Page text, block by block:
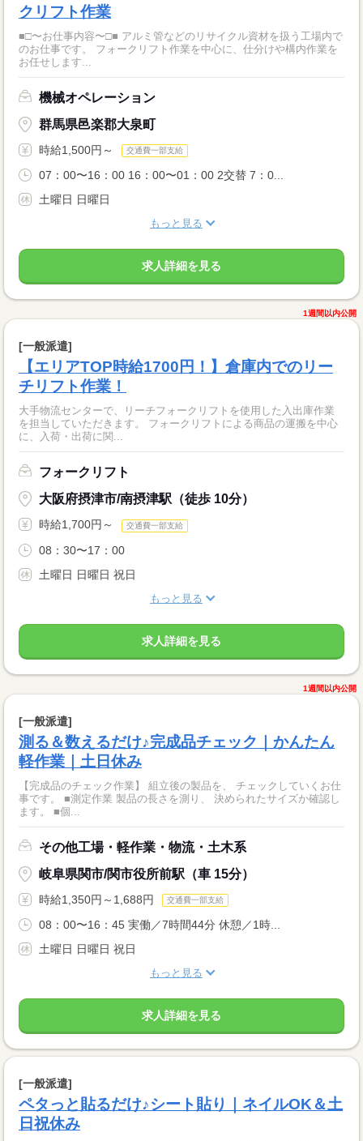
クリフト作業
■□〜お仕事内容〜□■ アルミ管などのリサイクル資材を扱う工場内で
のお仕事です。 フォークリフト作業を中心に、仕分けや構内作業を
お任せします...
機械オペレーション
群馬県邑楽郡大泉町
時給1,500円～ 交通費一部支給
07：00〜16：00 16：00〜01：00 2交替 7：0...
土曜日 日曜日
もっと見る
求人詳細を見る
1週間以内公開
[一般派遣]
【エリアTOP時給1700円！】倉庫内でのリー
チリフト作業！
大手物流センターで、リーチフォークリフトを使用した入出庫作業
を担当していただきます。 フォークリフトによる商品の運搬を中心
に、入荷・出荷に関...
フォークリフト
大阪府摂津市/南摂津駅（徒歩 10分）
時給1,700円～ 交通費一部支給
08：30〜17：00
土曜日 日曜日 祝日
もっと見る
求人詳細を見る
1週間以内公開
[一般派遣]
測る＆数えるだけ♪完成品チェック｜かんたん
軽作業｜土日休み
【完成品のチェック作業】 組立後の製品を、 チェックしていくお仕
事です。 ■測定作業 製品の長さを測り、 決められたサイズか確認し
ます。 ■個...
その他工場・軽作業・物流・土木系
岐阜県関市/関市役所前駅（車 15分）
時給1,350円～1,688円 交通費一部支給
08：00〜16：45 実働／7時間44分 休憩／1時...
土曜日 日曜日 祝日
もっと見る
求人詳細を見る
[一般派遣]
ペタっと貼るだけ♪シート貼り｜ネイルOK＆土
日祝休み